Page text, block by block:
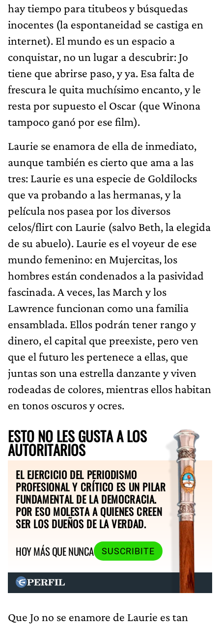
hay tiempo para titubeos y búsquedas
inocentes (la espontaneidad se castiga en
internet). El mundo es un espacio a
conquistar, no un lugar a descubrir: Jo
tiene que abrirse paso, y ya. Esa falta de
frescura le quita muchísimo encanto, y le
resta por supuesto el Oscar (que Winona
tampoco ganó por ese film).
Laurie se enamora de ella de inmediato,
aunque también es cierto que ama a las
tres: Laurie es una especie de Goldilocks
que va probando a las hermanas, y la
película nos pasea por los diversos
celos/flirt con Laurie (salvo Beth, la elegida
de su abuelo). Laurie es el voyeur de ese
mundo femenino: en Mujercitas, los
hombres están condenados a la pasividad
fascinada. A veces, las March y los
Lawrence funcionan como una familia
ensamblada. Ellos podrán tener rango y
dinero, el capital que preexiste, pero ven
que el futuro les pertenece a ellas, que
juntas son una estrella danzante y viven
rodeadas de colores, mientras ellos habitan
en tonos oscuros y ocres.
ESTO NO LES GUSTA A LOS
AUTORITARIOS
EL EJERCICIO DEL PERIODISMO
PROFESIONAL Y CRÍTICO ES UN PILAR
FUNDAMENTAL DE LA DEMOCRACIA.
POR ESO MOLESTA A QUIENES CREEN
SER LOS DUEÑOS DE LA VERDAD.
HOY MÁS QUE NUNCA
SUSCRIBITE
Que Jo no se enamore de Laurie es tan